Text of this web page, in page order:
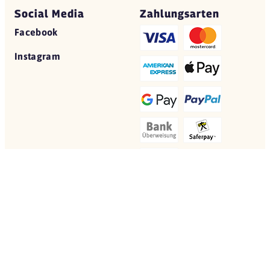
Social Media
Facebook
Instagram
Zahlungsarten